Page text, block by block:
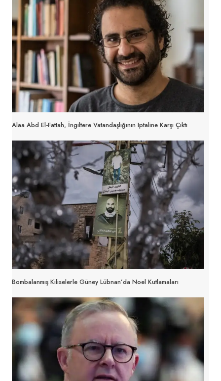
Alaa Abd El-Fattah, İngiltere Vatandaşlığının Iptaline Karşı Çıktı
Bombalanmış Kiliselerle Güney Lübnan’da Noel Kutlamaları